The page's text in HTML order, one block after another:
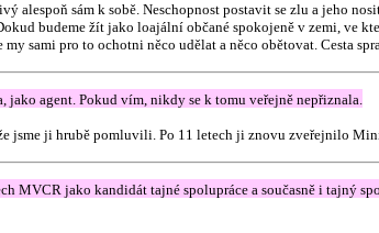
alespoň sám k sobě. Neschopnost postavit se zlu a jeho
budeme žít jako loajální občané spokojeně v zemi, ve
sami pro to ochotni něco udělat a něco obětovat. Cesta
jako agent. Pokud vím, nikdy se k tomu veřejně nepřiznala.
jsme ji hrubě pomluvili. Po 11 letech ji znovu zveřejnilo
MVCR jako kandidát tajné spolupráce a současně i tajný